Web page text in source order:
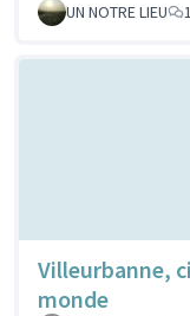
UN NOTRE LIEU
Villeurbanne,
monde